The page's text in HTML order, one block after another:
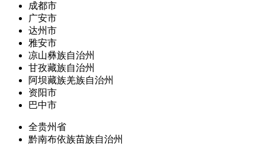
成都市
广安市
达州市
雅安市
凉山彝族自治州
甘孜藏族自治州
阿坝藏族羌族自治州
资阳市
巴中市
全贵州省
黔南布依族苗族自治州